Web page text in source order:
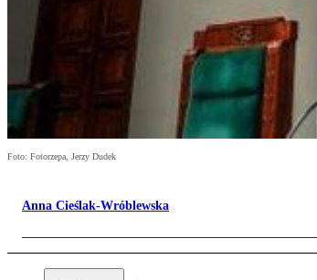
Foto: Fotorzepa, Jerzy Dudek
Anna Cieślak-Wróblewska